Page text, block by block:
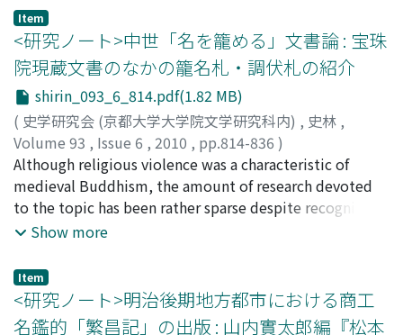
んとする神権に対して皇権の擁護を言うものであったが、
中央の変法政策への転換が明確になるにつれ、彼らの立場
は矛盾に満ちたものになっていった。変法派によって主導
された科挙改革は、省政首脳の積極的な推進により湖南で
地歩を占めつつあった。保守派はこれを士という階級の危
機としてとらえ、この危機意識が彼らをあえて皇帝の意志
に背かしめることとなる。彼らは変法派と同様に自らを組
織し、その主張を公論に訴えることによって変法政策の推
進を阻止しようとする。このような彼らの行動は、その意
志に反して結局のところ皇権の相対化をもたらさざるをえ
ないものであった。
Item
<研究ノート>中世「名を籠める」文書論 : 宝珠
院現蔵文書のなかの籠名札・調伏札の紹介
shirin_093_6_814.pdf(1.82 MB)
( 史学研究会 (京都大学大学院文学研究科内) , 史林 ,
Volume 93 , Issue 6 , 2010 , pp.814-836 )
萩原, 大輔 ;HAGIHARA, Daisuke;ハギハラ, ダイスケ
Although religious violence was a characteristic of
medieval Buddhism, the amount of research devoted
to the topic has been rather sparse despite recognition
of its importance. This study attempts to clarify the
medieval Yamato by preparing a printed text of a
portion of a group of extant documents o Hoshu-in 宝
珠院 (Items 27-46 bundled together in Box 7). The
Show more
Item
<研究ノート>明治後期地方都市における商工
名鑑的「繁昌記」の出版 : 山内實太郎編『松本